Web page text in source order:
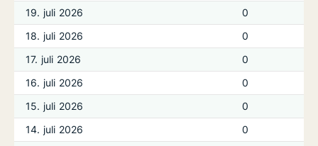
19. juli 2026
0
18. juli 2026
0
17. juli 2026
0
16. juli 2026
0
15. juli 2026
0
14. juli 2026
0